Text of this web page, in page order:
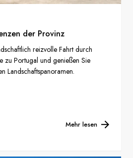
der Provinz
reizvolle Fahrt durch
zu Portugal und genießen Sie
Landschaftspanoramen.
Mehr lesen